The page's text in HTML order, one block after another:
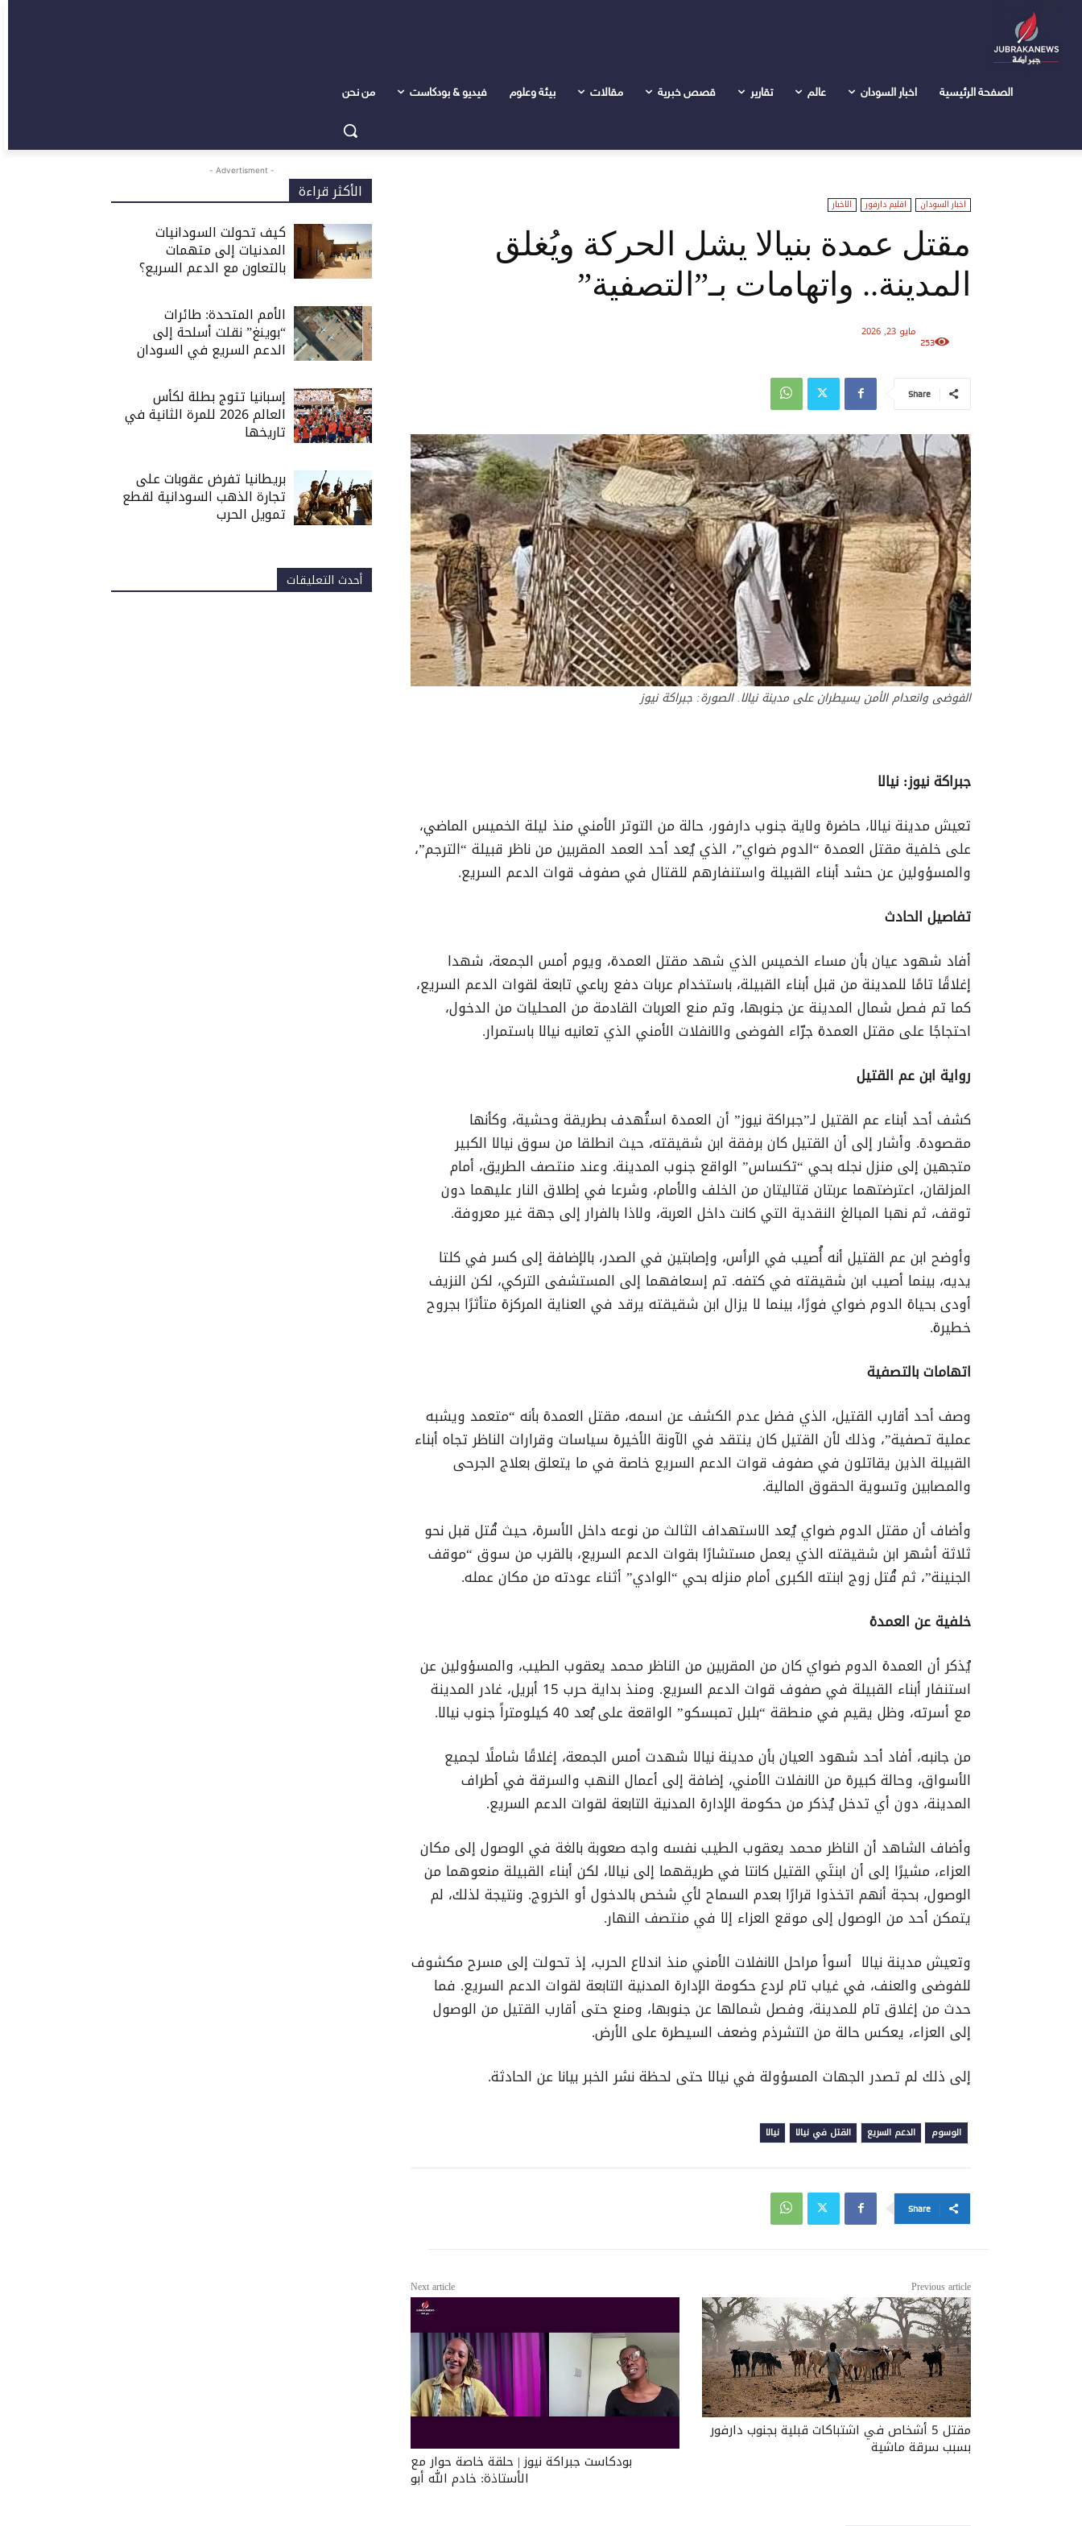
الصفحة الرئيسية اخبار السودان عالم تقارير قصص خبرية مقالات بيئة وعلوم فيديو & بودكاست من نحن
اخبار السودان اقليم دارفور الاخبار
مقتل عمدة بنيالا يشل الحركة ويُغلق
المدينة.. واتهامات بـ”التصفية”
مايو 23, 2026
253
Share
الفوضى وانعدام الأمن يسيطران على مدينة نيالا. الصورة: جبراكة نيوز
جبراكة نيوز: نيالا
تعيش مدينة نيالا، حاضرة ولاية جنوب دارفور، حالة من التوتر الأمني منذ ليلة الخميس الماضي،
على خلفية مقتل العمدة “الدوم ضواي”، الذي يُعد أحد العمد المقربين من ناظر قبيلة “الترجم”،
والمسؤولين عن حشد أبناء القبيلة واستنفارهم للقتال في صفوف قوات الدعم السريع.
تفاصيل الحادث
أفاد شهود عيان بأن مساء الخميس الذي شهد مقتل العمدة، ويوم أمس الجمعة، شهدا
إغلاقًا تامًا للمدينة من قبل أبناء القبيلة، باستخدام عربات دفع رباعي تابعة لقوات الدعم السريع،
كما تم فصل شمال المدينة عن جنوبها، وتم منع العربات القادمة من المحليات من الدخول،
احتجاجًا على مقتل العمدة جرّاء الفوضى والانفلات الأمني الذي تعانيه نيالا باستمرار.
رواية ابن عم القتيل
كشف أحد أبناء عم القتيل لـ”جبراكة نيوز” أن العمدة استُهدف بطريقة وحشية، وكأنها
مقصودة. وأشار إلى أن القتيل كان برفقة ابن شقيقته، حيث انطلقا من سوق نيالا الكبير
متجهين إلى منزل نجله بحي “تكساس” الواقع جنوب المدينة. وعند منتصف الطريق، أمام
المزلقان، اعترضتهما عربتان قتاليتان من الخلف والأمام، وشرعا في إطلاق النار عليهما دون
توقف، ثم نهبا المبالغ النقدية التي كانت داخل العربة، ولاذا بالفرار إلى جهة غير معروفة.
وأوضح ابن عم القتيل أنه أُصيب في الرأس، وإصابتين في الصدر، بالإضافة إلى كسر في كلتا
يديه، بينما أصيب ابن شقيقته في كتفه. تم إسعافهما إلى المستشفى التركي، لكن النزيف
أودى بحياة الدوم ضواي فورًا، بينما لا يزال ابن شقيقته يرقد في العناية المركزة متأثرًا بجروح
خطيرة.
اتهامات بالتصفية
وصف أحد أقارب القتيل، الذي فضل عدم الكشف عن اسمه، مقتل العمدة بأنه “متعمد ويشبه
عملية تصفية”، وذلك لأن القتيل كان ينتقد في الآونة الأخيرة سياسات وقرارات الناظر تجاه أبناء
القبيلة الذين يقاتلون في صفوف قوات الدعم السريع خاصة في ما يتعلق بعلاج الجرحى
والمصابين وتسوية الحقوق المالية.
وأضاف أن مقتل الدوم ضواي يُعد الاستهداف الثالث من نوعه داخل الأسرة، حيث قُتل قبل نحو
ثلاثة أشهر ابن شقيقته الذي يعمل مستشارًا بقوات الدعم السريع، بالقرب من سوق “موقف
الجنينة”، ثم قُتل زوج ابنته الكبرى أمام منزله بحي “الوادي” أثناء عودته من مكان عمله.
خلفية عن العمدة
يُذكر أن العمدة الدوم ضواي كان من المقربين من الناظر محمد يعقوب الطيب، والمسؤولين عن
استنفار أبناء القبيلة في صفوف قوات الدعم السريع. ومنذ بداية حرب 15 أبريل، غادر المدينة
مع أسرته، وظل يقيم في منطقة “بلبل تمبسكو” الواقعة على بُعد 40 كيلومتراً جنوب نيالا.
من جانبه، أفاد أحد شهود العيان بأن مدينة نيالا شهدت أمس الجمعة، إغلاقًا شاملًا لجميع
الأسواق، وحالة كبيرة من الانفلات الأمني، إضافة إلى أعمال النهب والسرقة في أطراف
المدينة، دون أي تدخل يُذكر من حكومة الإدارة المدنية التابعة لقوات الدعم السريع.
وأضاف الشاهد أن الناظر محمد يعقوب الطيب نفسه واجه صعوبة بالغة في الوصول إلى مكان
العزاء، مشيرًا إلى أن ابنتَي القتيل كانتا في طريقهما إلى نيالا، لكن أبناء القبيلة منعوهما من
الوصول، بحجة أنهم اتخذوا قرارًا بعدم السماح لأي شخص بالدخول أو الخروج. ونتيجة لذلك، لم
يتمكن أحد من الوصول إلى موقع العزاء إلا في منتصف النهار.
وتعيش مدينة نيالا أسوأ مراحل الانفلات الأمني منذ اندلاع الحرب، إذ تحولت إلى مسرح مكشوف
للفوضى والعنف، في غياب تام لردع حكومة الإدارة المدنية التابعة لقوات الدعم السريع. فما
حدث من إغلاق تام للمدينة، وفصل شمالها عن جنوبها، ومنع حتى أقارب القتيل من الوصول
إلى العزاء، يعكس حالة من التشرذم وضعف السيطرة على الأرض.
إلى ذلك لم تصدر الجهات المسؤولة في نيالا حتى لحظة نشر الخبر بيانا عن الحادثة.
الوسوم الدعم السريع القتل في نيالا نيالا
Share
Previous article
مقتل 5 أشخاص في اشتباكات قبلية بجنوب دارفور
بسبب سرقة ماشية
Next article
بودكاست جبراكة نيوز | حلقة خاصة حوار مع
الأستاذة: خادم الله أبو
- Advertisment -
الأكثر قراءة
كيف تحولت السودانيات
المدنيات إلى متهمات
بالتعاون مع الدعم السريع؟
الأمم المتحدة: طائرات
“بوينغ” نقلت أسلحة إلى
الدعم السريع في السودان
إسبانيا تتوج بطلة لكأس
العالم 2026 للمرة الثانية في
تاريخها
بريطانيا تفرض عقوبات على
تجارة الذهب السودانية لقطع
تمويل الحرب
أحدث التعليقات